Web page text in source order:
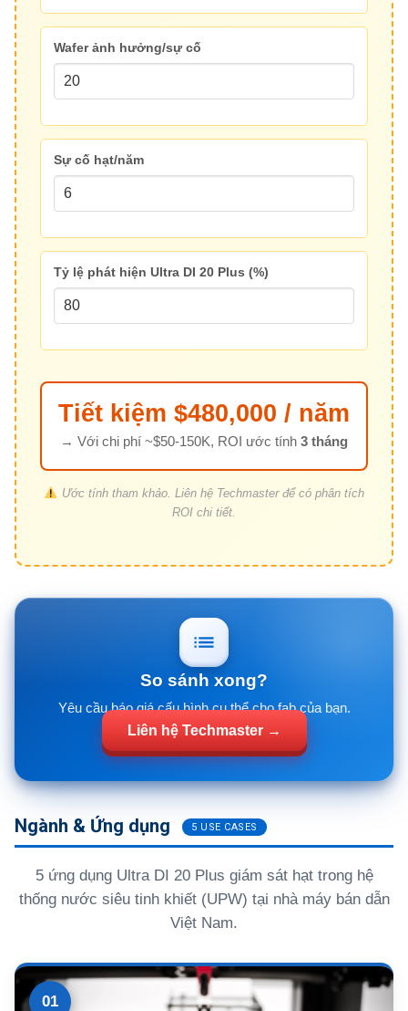
Wafer ảnh hưởng/sự cố
Sự cố hạt/năm
Tỷ lệ phát hiện Ultra DI 20 Plus (%)
Tiết kiệm $480,000 / năm
→ Với chi phí ~$50-150K, ROI ước tính 3 tháng
Ước tính tham khảo. Liên hệ Techmaster để có phân tích
ROI chi tiết.
So sánh xong?
Yêu cầu báo giá cấu hình cụ thể cho fab của bạn.
Liên hệ Techmaster →
Ngành & Ứng dụng 5 USE CASES
5 ứng dụng Ultra DI 20 Plus giám sát hạt trong hệ
thống nước siêu tinh khiết (UPW) tại nhà máy bán dẫn
Việt Nam.
01